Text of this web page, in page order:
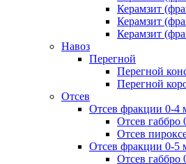
Керамзит
Керамзит
Керамзит
Навоз
Перегной
Перегной
Перегной
Отсев
Отсев фракции 0-4
Отсев габбро
Отсев
Отсев фракции 0-5
Отсев габбро